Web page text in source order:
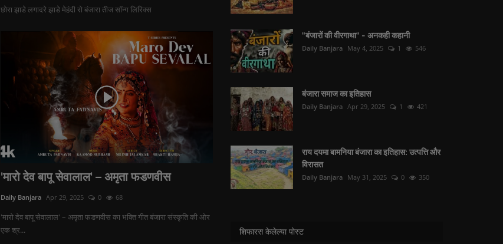
छोरा झाडे लगादरे झाडे मेहंदी रो बंजारा तीज सॉन्ग लिरिक्स
'मारो देव बापू सेवालाल' – अमृता फडणवीस
Daily Banjara Apr 29, 2025 0 68
'मारो देव बापू सेवालाल' – अमृता फडणवीस का भक्ति गीत बंजारा संस्कृति की ओर
एक श्र...
"बंजारों की वीरगाथा" - अनकही कहानी
Daily Banjara May 4, 2025 1 546
बंजारा समाज का इतिहास
Daily Banjara Apr 29, 2025 1 421
राय दयमा बामनिया बंजारा का इतिहास: उत्पत्ति और
विरासत
Daily Banjara May 31, 2025 0 350
शिफारस केलेल्या पोस्ट